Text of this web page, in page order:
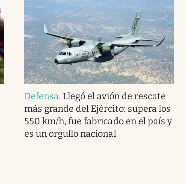
Defensa. Llegó el avión de rescate
más grande del Ejército: supera los
550 km/h, fue fabricado en el país y
es un orgullo nacional